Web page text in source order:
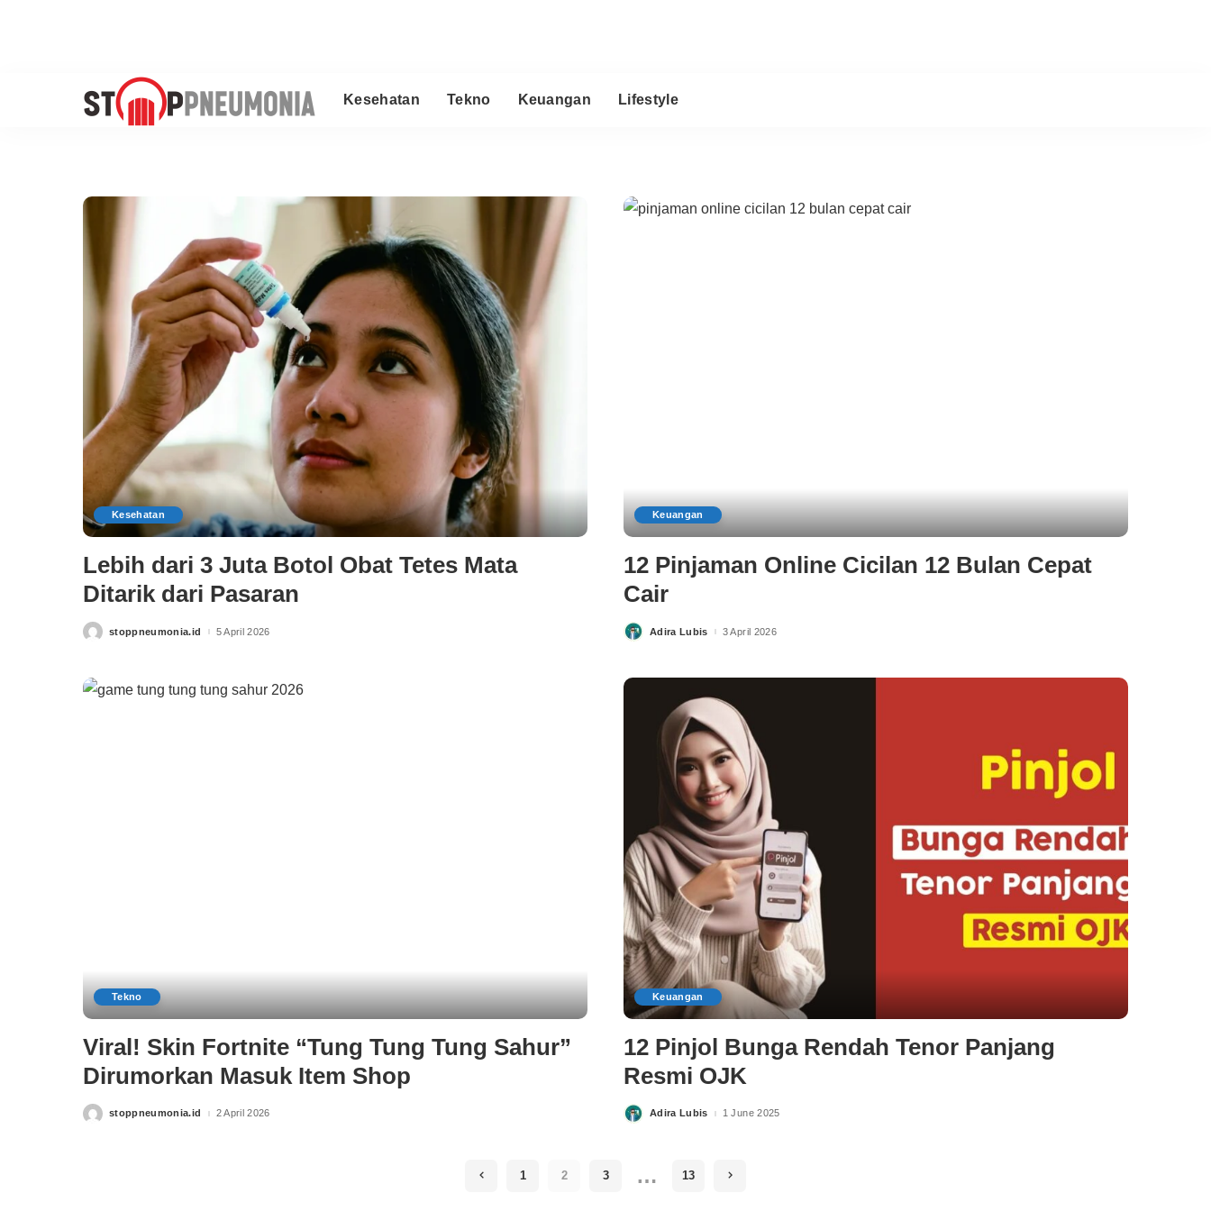
Kesehatan Tekno Keuangan Lifestyle
Kesehatan
Lebih dari 3 Juta Botol Obat Tetes Mata
Ditarik dari Pasaran
Postedstoppneumonia.id 5 April 2026
Keuangan
12 Pinjaman Online Cicilan 12 Bulan Cepat
Cair
Posted
by
Adira Lubis 3 April 2026
Tekno
Viral! Skin Fortnite “Tung Tung Tung Sahur”
Dirumorkan Masuk Item Shop
Postedstoppneumonia.id 2 April 2026
Keuangan
12 Pinjol Bunga Rendah Tenor Panjang
Resmi OJK
Posted
by
Adira Lubis 1 June 2025
1 2 3 … 13